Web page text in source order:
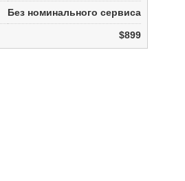
Без номинального сервиса
$899